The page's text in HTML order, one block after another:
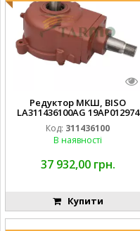
Редуктор МКШ, BISO
LA311436100AG 19AP012974
Laverda EMNIYET
Код: 311436100
В наявності
37 932,00 грн.
Купити